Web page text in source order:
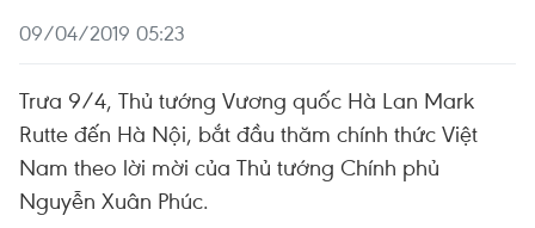
09/04/2019 05:23
Trưa 9/4, Thủ tướng Vương quốc Hà Lan Mark
Rutte đến Hà Nội, bắt đầu thăm chính thức Việt
Nam theo lời mời của Thủ tướng Chính phủ
Nguyễn Xuân Phúc.